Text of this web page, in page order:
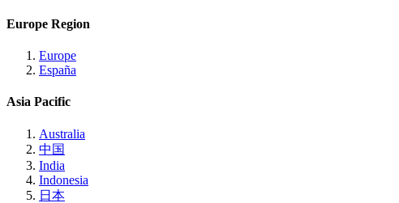
Europe Region
Europe
España
Asia Pacific
Australia
中国
India
Indonesia
日本